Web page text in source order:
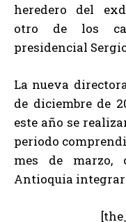
heredero del
otro de los
presidencial
La nueva
de diciembre de
este año se
periodo
mes de marzo,
Antioquia